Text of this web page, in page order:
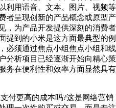
利用语音、文本、图片、视频等
者呈现创新的产品概念或原型产
，为产品开发提供深刻的消费者
提到的小米是这方面最典型的例
必须通过焦点小组焦点小组和线
分析项目已经逐渐开始向精心策
务在便利性和效率方面显然具有
更高的成本吗?这是网络营销